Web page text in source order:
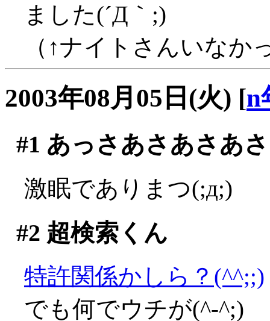
ました(´Д｀;)
（↑ナイトさんいなか
2003年08月05日(火) [n
#1 あっさあさあさあ
激眠でありまつ(;д;)
#2 超検索くん
特許関係かしら？(^^;;)
でも何でウチが(^-^;)